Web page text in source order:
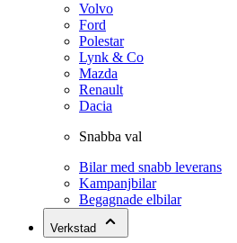
Volvo
Ford
Polestar
Lynk & Co
Mazda
Renault
Dacia
Snabba val
Bilar med snabb leverans
Kampanjbilar
Begagnade elbilar
Verkstad